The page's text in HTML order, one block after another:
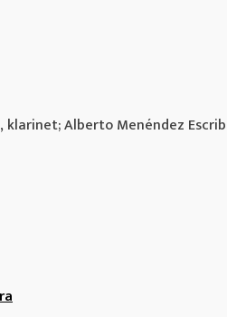
Alberto Menéndez